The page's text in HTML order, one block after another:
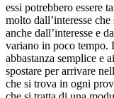
essi potrebbero essere
molto dall’interesse
anche dall’interesse e
variano in poco tempo.
abbastanza semplice e
spostare per arrivare
che si trova in ogni